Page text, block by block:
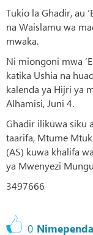
Tukio la Ghadir, au
na Waislamu wa
mwaka.
Ni miongoni mwa
katika Ushia na
kalenda ya Hijri ya
Alhamisi, Juni 4.
Ghadir ilikuwa siku
taarifa, Mtume
(AS) kuwa khalifa
ya Mwenyezi
3497666
0 Nimependa